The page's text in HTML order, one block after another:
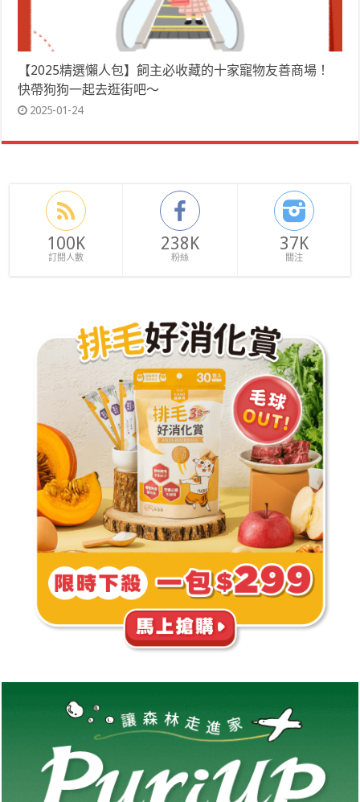
【2025精選懶人包】飼主必收藏的十家寵物友善商場！
快帶狗狗一起去逛街吧～
2025-01-24
100K
訂閱人數
238K
粉絲
37K
關注